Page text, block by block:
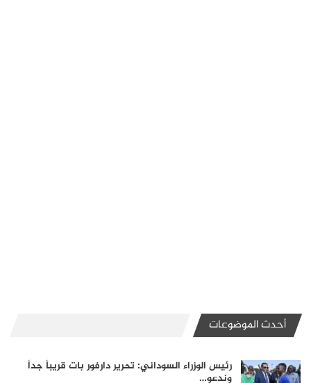
أحدث الموضوعات
رئيس الوزراء السوداني: تحرير دارفور بات قريباً جداً
وندعو…